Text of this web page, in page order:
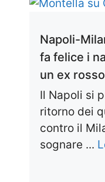
Napoli-
fa felice i
un ex
Il Napoli si
ritorno dei
contro il
sognare ...